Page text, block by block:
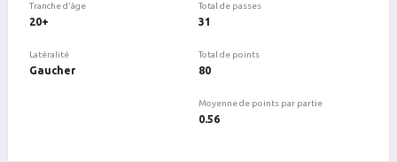
Tranche d'âge
20+
Latéralité
Gaucher
Total de passes
31
Total de points
80
Moyenne de points par partie
0.56